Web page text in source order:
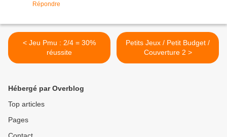
Répondre
< Jeu Pmu : 2/4 = 30%
réussite
Petits Jeux / Petit Budget /
Couverture 2 >
Hébergé par Overblog
Top articles
Pages